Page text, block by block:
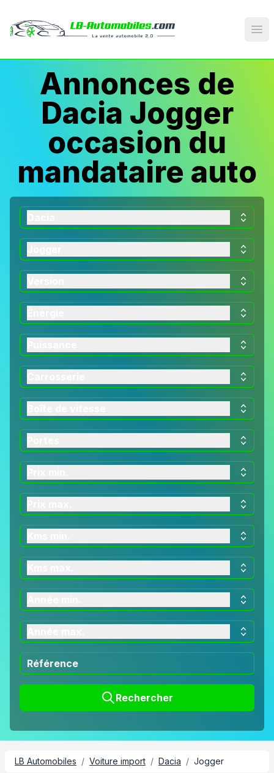
Annonces de
Dacia Jogger
occasion du
mandataire auto
Rechercher
LB Automobiles / Voiture import / Dacia / Jogger